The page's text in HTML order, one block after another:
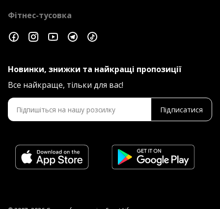
Фітнес-тусовка
Новинки, знижки та найкращі пропозиції
Все найкраще, тільки для вас!
Підписатися